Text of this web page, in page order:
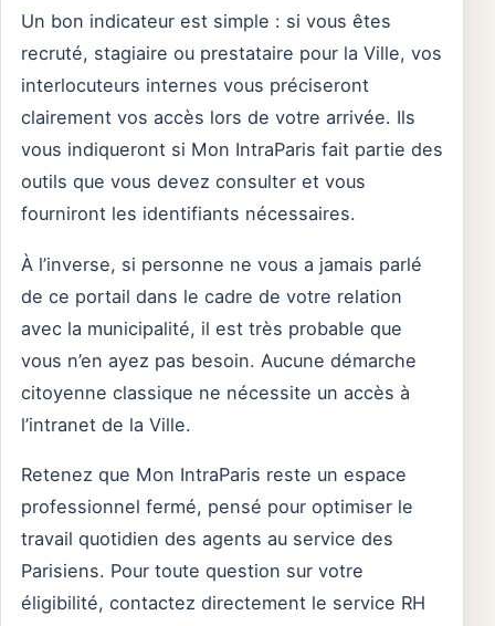
Un bon indicateur est simple : si vous êtes
recruté, stagiaire ou prestataire pour la Ville, vos
interlocuteurs internes vous préciseront
clairement vos accès lors de votre arrivée. Ils
vous indiqueront si Mon IntraParis fait partie des
outils que vous devez consulter et vous
fourniront les identifiants nécessaires.
À l’inverse, si personne ne vous a jamais parlé
de ce portail dans le cadre de votre relation
avec la municipalité, il est très probable que
vous n’en ayez pas besoin. Aucune démarche
citoyenne classique ne nécessite un accès à
l’intranet de la Ville.
Retenez que Mon IntraParis reste un espace
professionnel fermé, pensé pour optimiser le
travail quotidien des agents au service des
Parisiens. Pour toute question sur votre
éligibilité, contactez directement le service RH